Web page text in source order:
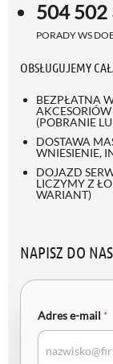
504 502
PORADY WS
OBSŁUGUJEMY
BEZPŁATNA
(POBRANIE
DOSTAWA
WNIESIENIE,
DOJAZD
LICZYMY Z
WARIANT)
NAPISZ DO NAS
Adres e-mail *